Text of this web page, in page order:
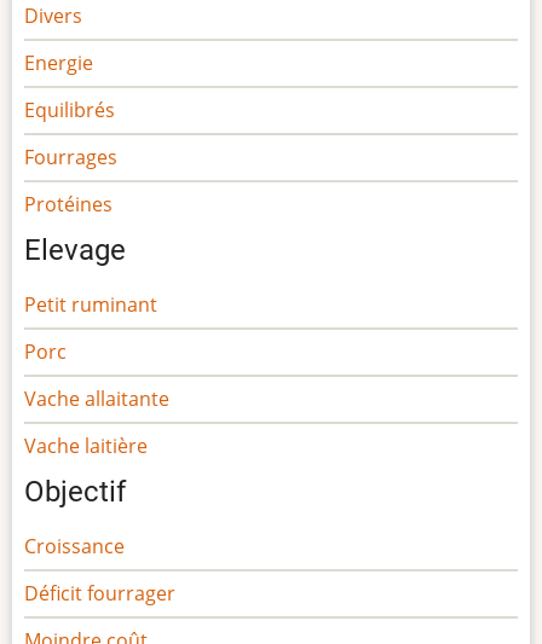
Divers
Energie
Equilibrés
Fourrages
Protéines
Elevage
Petit ruminant
Porc
Vache allaitante
Vache laitière
Objectif
Croissance
Déficit fourrager